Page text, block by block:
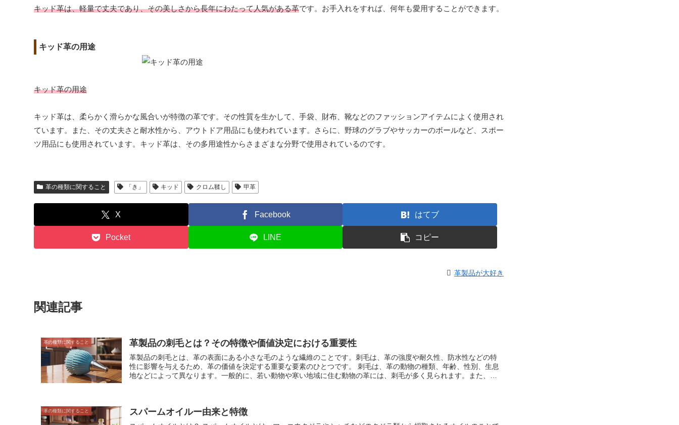
キッド革は、軽量で丈夫であり、その美しさから長年にわたって人気がある革です。お手入れをすれば、何年も愛用することができます。
キッド革の用途
キッド革の用途
キッド革は、柔らかく滑らかな風合いが特徴の革です。その性質を生かして、手袋、財布、靴などのファッションアイテムによく使用され
ています。また、その丈夫さと耐水性から、アウトドア用品にも使われています。さらに、野球のグラブやサッカーのボールなど、スポー
ツ用品にも使用されています。キッド革は、その多用途性からさまざまな分野で使用されているのです。
革の種類に関すること 「き」 キッド クロム鞣し 甲革
X Facebook はてブ
Pocket LINE コピー
革製品が大好き
関連記事
革の種類に関すること 革製品の刺毛とは？その特徴や価値決定における重要性
革製品の刺毛とは、革の表面にある小さな毛のような繊維のことです。刺毛は、革の強度や耐久性、防水性などの特
性に影響を与えるため、革の価値を決定する重要な要素のひとつです。 刺毛は、革の動物の種類、年齢、性別、生息
地などによって異なります。一般的に、若い動物や寒い地域に住む動物の革には、刺毛が多く見られます。また、雄
与えます。刺毛の多い革は、表面に凹凸があり、独特の風合いがあります。この風合いは、革製品に高級感を与えま
革の種類に関すること スパームオイルー由来と特徴